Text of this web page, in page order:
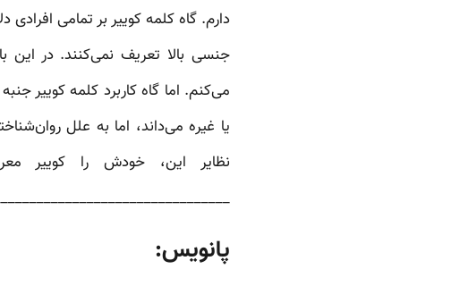
دارم. گاه کلمه کوییر بر تمامی
جنسی بالا تعریف نمی‌کنند. در
می‌کنم. اما گاه کاربرد کلمه کوییر
یا غیره می‌داند، اما به علل
نظایر این، خودش را
پانویس: